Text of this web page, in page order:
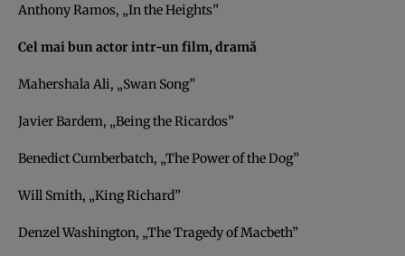
Anthony Ramos, „In the Heights”
Cel mai bun actor intr-un film, dramă
Mahershala Ali, „Swan Song”
Javier Bardem, „Being the Ricardos”
Benedict Cumberbatch, „The Power of the Dog”
Will Smith, „King Richard”
Denzel Washington, „The Tragedy of Macbeth”